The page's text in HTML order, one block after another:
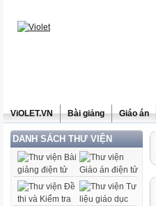
ViOLET.VN Bài giảng Giáo án
DANH SÁCH THƯ VIỆN